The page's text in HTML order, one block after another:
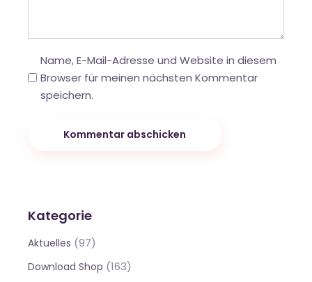
Name, E-Mail-Adresse und Website in diesem
Browser für meinen nächsten Kommentar
speichern.
Kommentar abschicken
Kategorie
Aktuelles (97)
Download Shop (163)